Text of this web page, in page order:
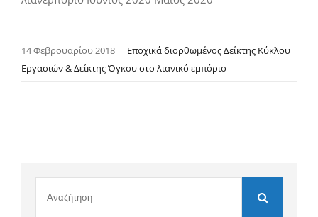
14 Φεβρουαρίου 2018 | Εποχικά διορθωμένος Δείκτης Κύκλου
Εργασιών & Δείκτης Όγκου στο λιανικό εμπόριο